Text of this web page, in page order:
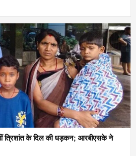
त्रिशांत के दिल की धड़कन; आरबीएसके ने